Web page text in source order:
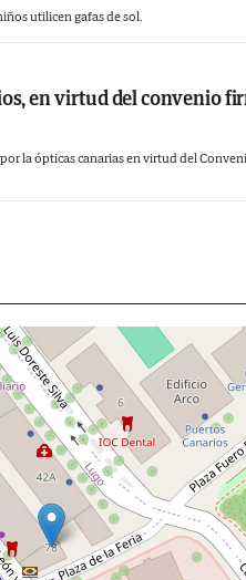
utilicen gafas de sol.
en virtud del convenio
la ópticas canarias en virtud del